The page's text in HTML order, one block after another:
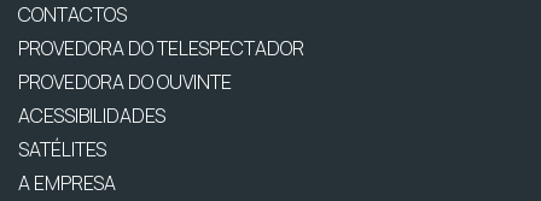
CONTACTOS
PROVEDORA DO TELESPECTADOR
PROVEDORA DO OUVINTE
ACESSIBILIDADES
SATÉLITES
A EMPRESA